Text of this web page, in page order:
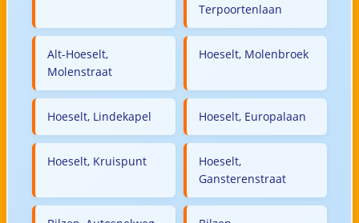
Terpoortenlaan
Alt-Hoeselt,
Molenstraat
Hoeselt, Molenbroek
Hoeselt, Lindekapel Hoeselt, Europalaan
Hoeselt, Kruispunt
Hoeselt,
Gansterenstraat